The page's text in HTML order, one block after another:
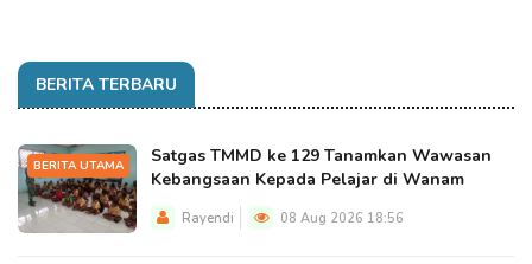
BERITA TERBARU
BERITA UTAMA
Satgas TMMD ke 129 Tanamkan Wawasan
Kebangsaan Kepada Pelajar di Wanam
Rayendi 08 Aug 2026 18:56